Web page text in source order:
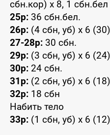
сбн.кор) x 8, 1
25р: 36 сбн.бел.
26р: (4 сбн, уб) x 6 (30)
27-28р: 30 сбн.
29р: (3 сбн, уб) x 6 (24)
30р: 24 сбн.
31р: (2 сбн, уб) x 6 (18)
32р: 18 сбн
Набить тело
33р: (1 сбн, уб) x 6 (12)